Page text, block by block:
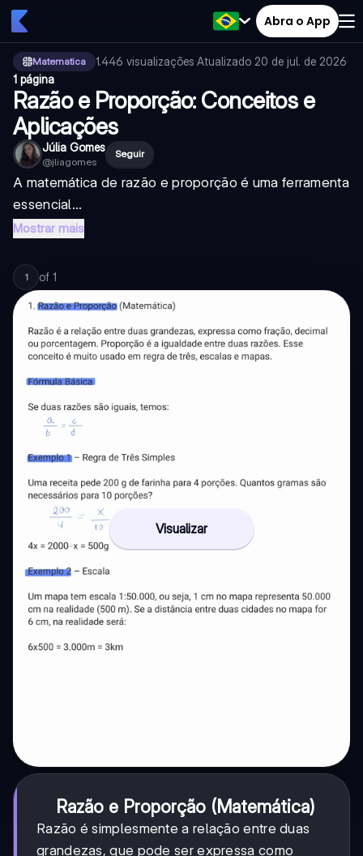
Abra o App
Matematica 1.446 visualizações·Atualizado 20 de jul. de 2026·
1 página
Razão e Proporção: Conceitos e
Aplicações
Júlia Gomes
@jliagomes
Seguir
A matemática de razão e proporção é uma ferramenta
essencial...
Mostrar mais
1 of 1
Visualizar
Razão e Proporção (Matemática)
Razão é simplesmente a relação entre duas
grandezas, que pode ser expressa como